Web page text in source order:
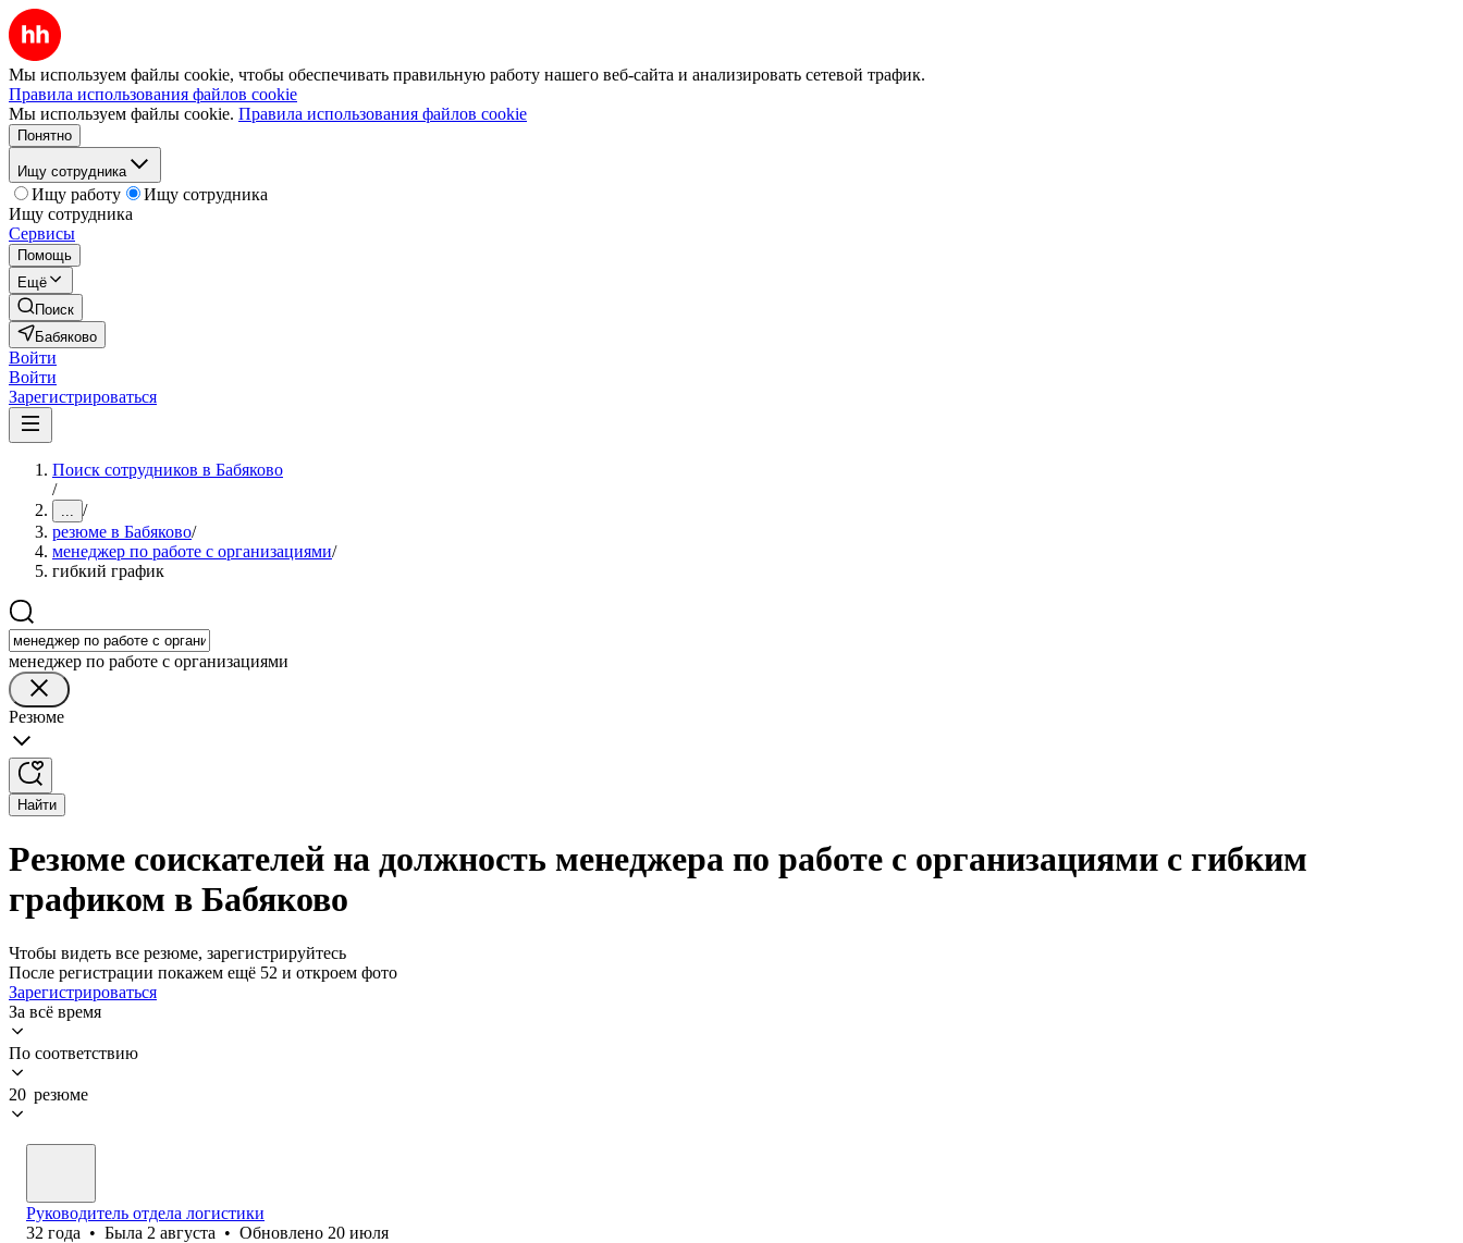
Мы используем файлы cookie, чтобы обеспечивать правильную работу нашего веб-сайта и анализировать сетевой трафик.
Правила использования файлов cookie
Мы используем файлы cookie. Правила использования файлов cookie
Понятно
Ищу сотрудника
Ищу работу
Ищу сотрудника
Ищу сотрудника
Сервисы
Помощь
Ещё
Поиск
Бабяково
Войти
Войти
Зарегистрироваться
Поиск сотрудников в Бабяково
/
... /
резюме в Бабяково/
менеджер по работе с организациями/
гибкий график
менеджер по работе с организациями
Резюме
Найти
Резюме соискателей на должность менеджера по работе с организациями с гибким
графиком в Бабяково
Чтобы видеть все резюме, зарегистрируйтесь
После регистрации покажем ещё 52 и откроем фото
Зарегистрироваться
За всё время
По соответствию
20 резюме
Руководитель отдела логистики
32 года • Была 2 августа • Обновлено 20 июля